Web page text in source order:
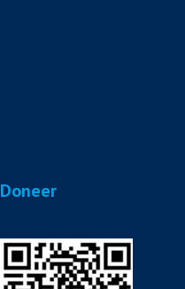
Doneer